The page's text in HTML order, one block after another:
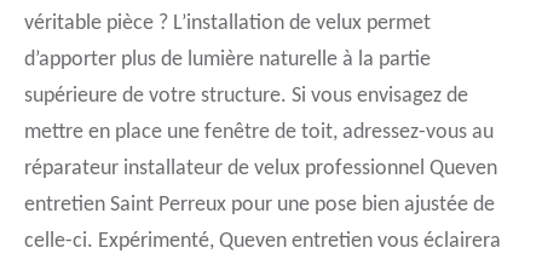
véritable pièce ? L’installation de velux permet
d’apporter plus de lumière naturelle à la partie
supérieure de votre structure. Si vous envisagez de
mettre en place une fenêtre de toit, adressez-vous au
réparateur installateur de velux professionnel Queven
entretien Saint Perreux pour une pose bien ajustée de
celle-ci. Expérimenté, Queven entretien vous éclairera